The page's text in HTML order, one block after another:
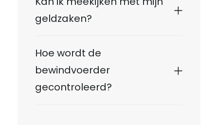
geldzaken?
Hoe wordt de
bewindvoerder
gecontroleerd?